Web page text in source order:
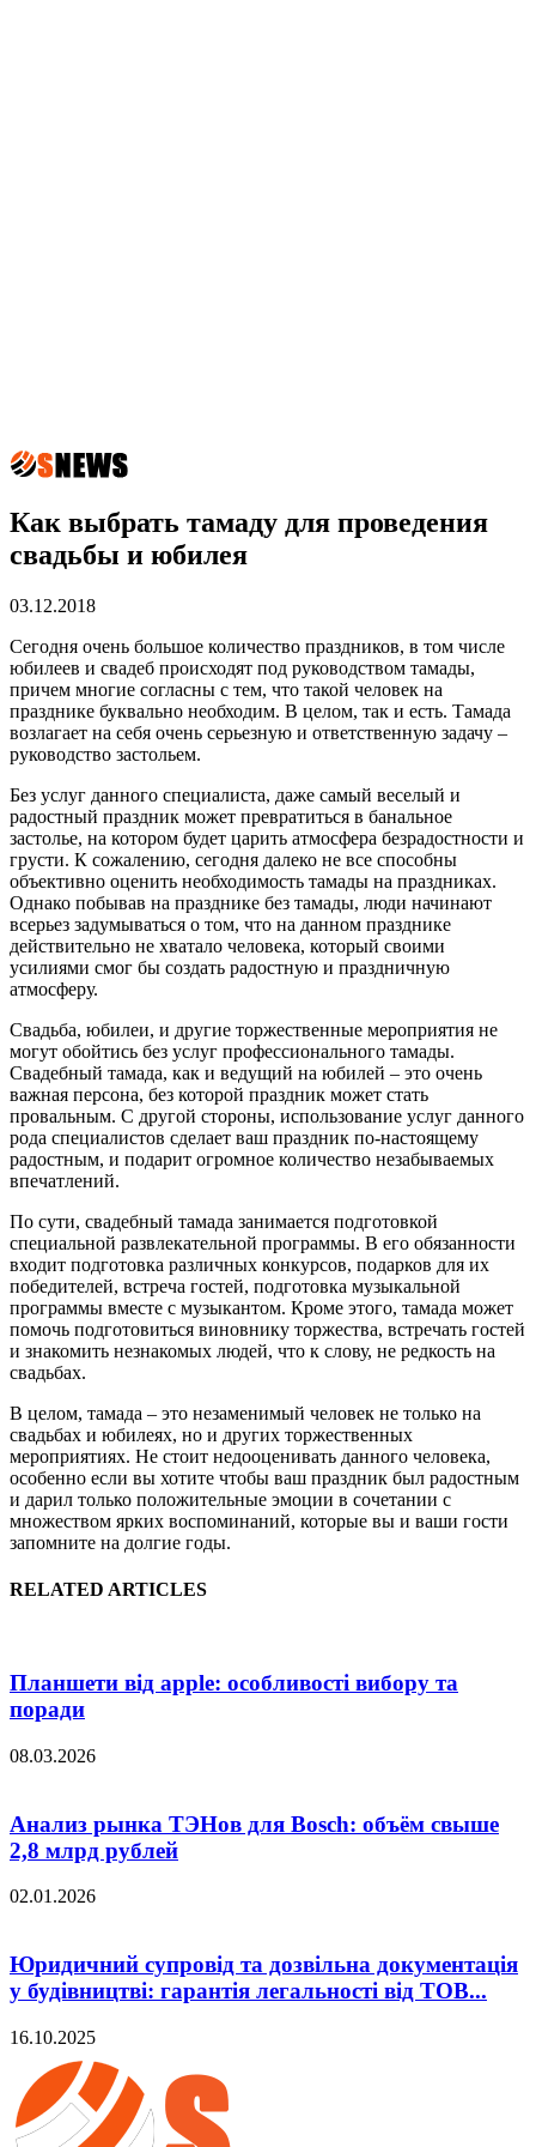
Как выбрать тамаду для проведения
свадьбы и юбилея
03.12.2018
Сегодня очень большое количество праздников, в том числе
юбилеев и свадеб происходят под руководством тамады,
причем многие согласны с тем, что такой человек на
празднике буквально необходим. В целом, так и есть. Тамада
возлагает на себя очень серьезную и ответственную задачу –
руководство застольем.
Без услуг данного специалиста, даже самый веселый и
радостный праздник может превратиться в банальное
застолье, на котором будет царить атмосфера безрадостности и
грусти. К сожалению, сегодня далеко не все способны
объективно оценить необходимость тамады на праздниках.
Однако побывав на празднике без тамады, люди начинают
всерьез задумываться о том, что на данном празднике
действительно не хватало человека, который своими
усилиями смог бы создать радостную и праздничную
атмосферу.
Свадьба, юбилеи, и другие торжественные мероприятия не
могут обойтись без услуг профессионального тамады.
Свадебный тамада, как и ведущий на юбилей – это очень
важная персона, без которой праздник может стать
провальным. С другой стороны, использование услуг данного
рода специалистов сделает ваш праздник по-настоящему
радостным, и подарит огромное количество незабываемых
впечатлений.
По сути, свадебный тамада занимается подготовкой
специальной развлекательной программы. В его обязанности
входит подготовка различных конкурсов, подарков для их
победителей, встреча гостей, подготовка музыкальной
программы вместе с музыкантом. Кроме этого, тамада может
помочь подготовиться виновнику торжества, встречать гостей
и знакомить незнакомых людей, что к слову, не редкость на
свадьбах.
В целом, тамада – это незаменимый человек не только на
свадьбах и юбилеях, но и других торжественных
мероприятиях. Не стоит недооценивать данного человека,
особенно если вы хотите чтобы ваш праздник был радостным
и дарил только положительные эмоции в сочетании с
множеством ярких воспоминаний, которые вы и ваши гости
запомните на долгие годы.
RELATED ARTICLES
Планшети від apple: особливості вибору та
поради
08.03.2026
Анализ рынка ТЭНов для Bosch: объём свыше
2,8 млрд рублей
02.01.2026
Юридичний супровід та дозвільна документація
у будівництві: гарантія легальності від ТОВ...
16.10.2025